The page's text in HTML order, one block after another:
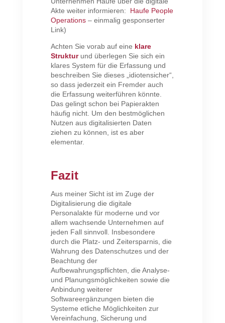
Akte weiter informieren: Haufe People
Operations– einmalig gesponserter
Link)
Achten Sie vorab auf eine klare
Strukturund überlegen Sie sich ein
klares System für die Erfassung und
beschreiben Sie dieses „idiotensicher“,
so dass jederzeit ein Fremder auch
die Erfassung weiterführen könnte.
Das gelingt schon bei Papierakten
häufig nicht. Um den bestmöglichen
Nutzen aus digitalisierten Daten
ziehen zu können, ist es aber
elementar.
Fazit
Aus meiner Sicht ist im Zuge der
Digitalisierung die digitale
Personalakte für moderne und vor
allem wachsende Unternehmen auf
jeden Fall sinnvoll. Insbesondere
durch die Platz- und Zeitersparnis, die
Wahrung des Datenschutzes und der
Beachtung der
Aufbewahrungspflichten, die Analyse-
und Planungsmöglichkeiten sowie die
Anbindung weiterer
Softwareergänzungen bieten die
Systeme etliche Möglichkeiten zur
Vereinfachung, Sicherung und